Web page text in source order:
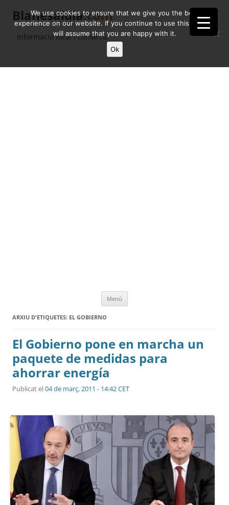
Blanesaldia.com
Informació local i comarcal
Menú
ARXIU D'ETIQUETES: EL GOBIERNO
El Gobierno pone en marcha un
paquete de medidas para
ahorrar energía
Publicat el04 de març, 2011 - 14:42 CET
We use cookies to ensure that we give you the best
experience on our website. If you continue to use this site we
will assume that you are happy with it.
Ok